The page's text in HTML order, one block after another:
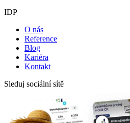
IDP
O nás
Reference
Blog
Kariéra
Kontakt
Sleduj sociální sítě